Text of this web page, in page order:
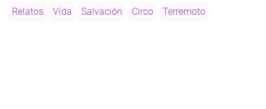
Relatos Vida Salvación Circo Terremoto